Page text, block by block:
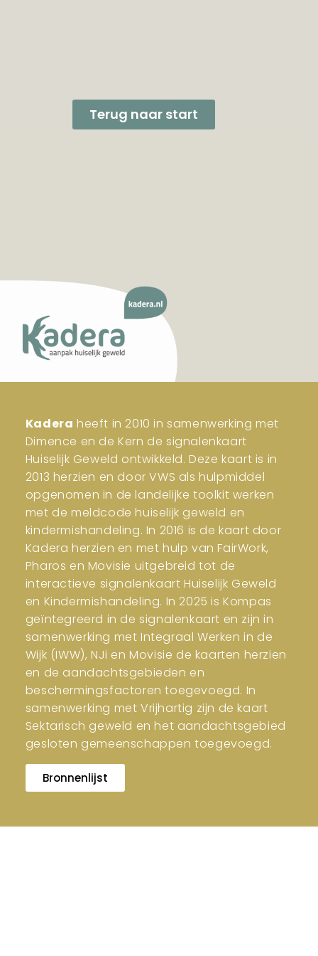
Terug naar start
Kadera heeft in 2010 in samenwerking met
Dimence en de Kern de signalenkaart
Huiselijk Geweld ontwikkeld. Deze kaart is in
2013 herzien en door VWS als hulpmiddel
opgenomen in de landelijke toolkit werken
met de meldcode huiselijk geweld en
kindermishandeling. In 2016 is de kaart door
Kadera herzien en met hulp van FairWork,
Pharos en Movisie uitgebreid tot de
interactieve signalenkaart Huiselijk Geweld
en Kindermishandeling. In 2025 is Kompas
geïntegreerd in de signalenkaart en zijn in
samenwerking met Integraal Werken in de
Wijk (IWW), NJi en Movisie de kaarten herzien
en de aandachtsgebieden en
beschermingsfactoren toegevoegd. In
samenwerking met Vrijhartig zijn de kaart
Sektarisch geweld en het aandachtsgebied
gesloten gemeenschappen toegevoegd.
Bronnenlijst